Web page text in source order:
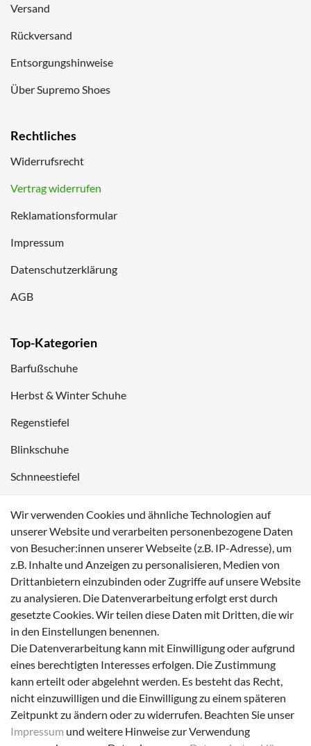
Versand
Rückversand
Entsorgungshinweise
Über Supremo Shoes
Rechtliches
Widerrufsrecht
Vertrag widerrufen
Reklamationsformular
Impressum
Datenschutzerklärung
AGB
Top-Kategorien
Barfußschuhe
Herbst & Winter Schuhe
Regenstiefel
Blinkschuhe
Schnneestiefel
Sneaker
Zahlungsmöglichkeiten
Versanddienstleister
Wir verwenden Cookies und ähnliche Technologien auf
unserer Website und verarbeiten personenbezogene Daten
von Besucher:innen unserer Webseite (z.B. IP-Adresse), um
z.B. Inhalte und Anzeigen zu personalisieren, Medien von
Drittanbietern einzubinden oder Zugriffe auf unsere Website
zu analysieren. Die Datenverarbeitung erfolgt erst durch
gesetzte Cookies. Wir teilen diese Daten mit Dritten, die wir
in den Einstellungen benennen.
Die Datenverarbeitung kann mit Einwilligung oder aufgrund
eines berechtigten Interesses erfolgen. Die Zustimmung
kann erteilt oder abgelehnt werden. Es besteht das Recht,
nicht einzuwilligen und die Einwilligung zu einem späteren
Zeitpunkt zu ändern oder zu widerrufen. Beachten Sie unser
Impressum und weitere Hinweise zur Verwendung